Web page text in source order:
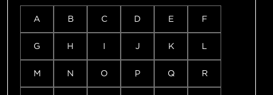
A B C D E F
G H I J K L
M N O P Q R